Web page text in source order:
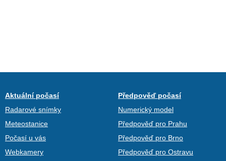
Aktuální počasí
Radarové snímky
Meteostanice
Počasí u vás
Webkamery
Předpověď počasí
Numerický model
Předpověď pro Prahu
Předpověď pro Brno
Předpověď pro Ostravu